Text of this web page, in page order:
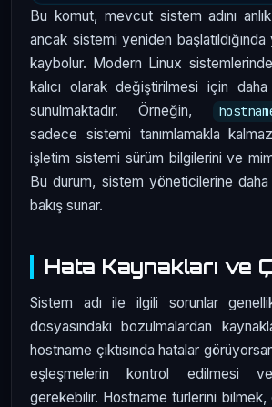
Bu komut, mevcut sistem adını
ancak sistemi yeniden
kaybolur. Modern Linux sistemlerinde
kalıcı olarak değiştirilmesi için
sunulmaktadır. Örneğin,
sadece sistemi tanımlamakla
işletim sistemi sürüm bilgilerini ve
Bu durum, sistem yöneticilerine daha
bakış sunar.
Hata Kaynakları ve
Sistem adı ile ilgili sorunlar
dosyasındaki bozulmalardan
hostname çıktısında hatalar
eşleşmelerin kontrol edilmesi
gerekebilir. Hostname türlerini